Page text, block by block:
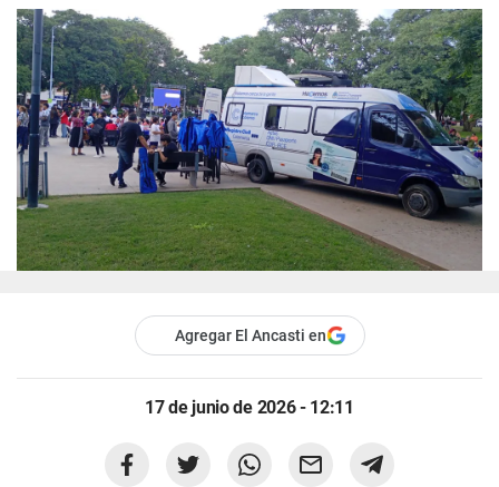
Agregar El Ancasti en
17 de junio de 2026 - 12:11